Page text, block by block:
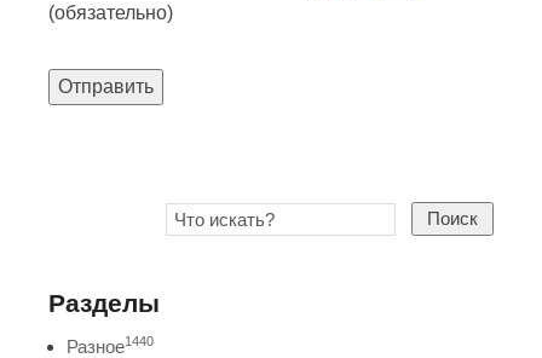
(обязательно)
Отправить
Поиск
Разделы
Разное1440